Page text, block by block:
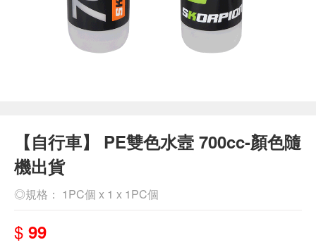
【自行車】 PE雙色水壼 700cc-顏色隨
機出貨
◎規格： 1PC個 x 1 x 1PC個
$ 99